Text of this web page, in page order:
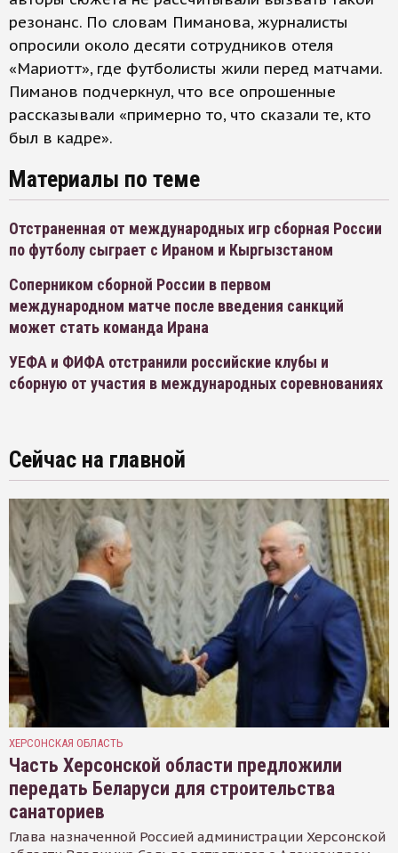
резонанс. По словам Пиманова, журналисты
опросили около десяти сотрудников отеля
«Мариотт», где футболисты жили перед матчами.
Пиманов подчеркнул, что все опрошенные
рассказывали «примерно то, что сказали те, кто
был в кадре».
Материалы по теме
Отстраненная от международных игр сборная России
по футболу сыграет с Ираном и Кыргызстаном
Соперником сборной России в первом
международном матче после введения санкций
может стать команда Ирана
УЕФА и ФИФА отстранили российские клубы и
сборную от участия в международных соревнованиях
Сейчас на главной
ХЕРСОНСКАЯ ОБЛАСТЬ
Часть Херсонской области предложили
передать Беларуси для строительства
санаториев
Глава назначенной Россией администрации Херсонской